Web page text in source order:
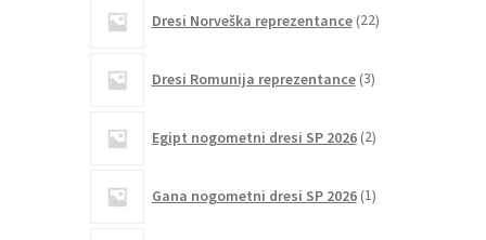
Dresi Norveška reprezentance 22izdelkov
Dresi Romunija reprezentance 3izdelki
Egipt nogometni dresi SP 2026 2izdelka
Gana nogometni dresi SP 2026 1izdelek